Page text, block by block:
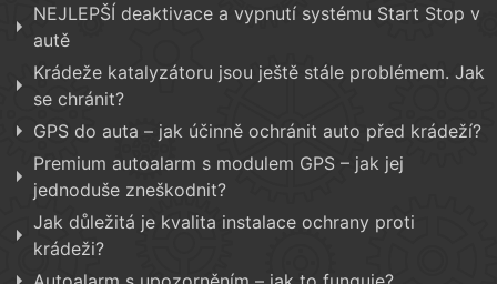
NEJLEPŠÍ deaktivace a vypnutí systému Start Stop v
autě
Krádeže katalyzátoru jsou ještě stále problémem. Jak
se chránit?
GPS do auta – jak účinně ochránit auto před krádeží?
Premium autoalarm s modulem GPS – jak jej
jednoduše zneškodnit?
Jak důležitá je kvalita instalace ochrany proti
krádeži?